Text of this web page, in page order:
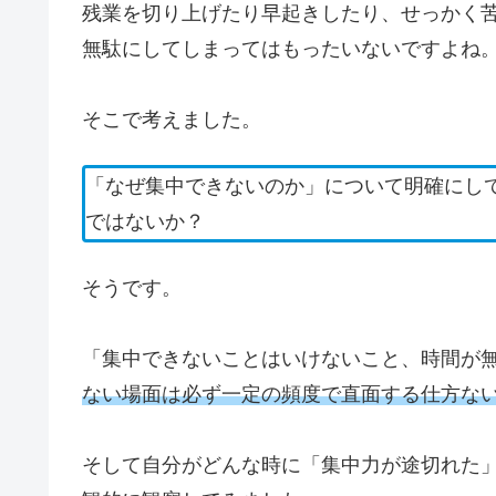
残業を切り上げたり早起きしたり、せっかく
無駄にしてしまってはもったいないですよね
そこで考えました。
「なぜ集中できないのか」について明確に
ではないか？
そうです。
「集中できないことはいけないこと、時間
ない場面は必ず一定の頻度で直面する仕方な
そして自分がどんな時に「集中力が途切れた